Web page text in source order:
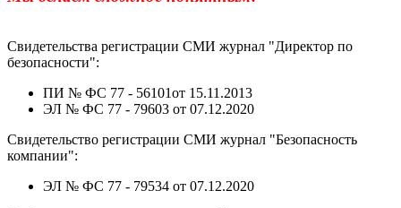
Свидетельства регистрации СМИ журнал "Директор по
безопасности":
ПИ № ФС 77 - 56101от 15.11.2013
ЭЛ № ФС 77 - 79603 от 07.12.2020
Свидетельство регистрации СМИ журнал "Безопасность
компании":
ЭЛ № ФС 77 - 79534 от 07.12.2020